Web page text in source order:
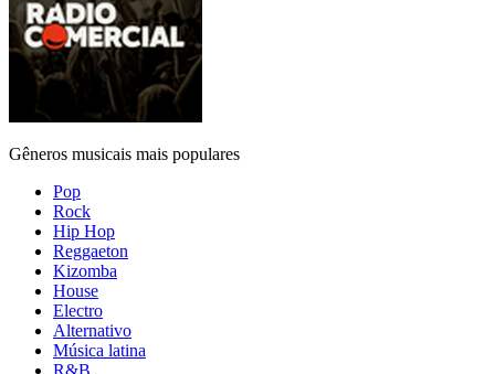
Gêneros musicais mais populares
Pop
Rock
Hip Hop
Reggaeton
Kizomba
House
Electro
Alternativo
Música latina